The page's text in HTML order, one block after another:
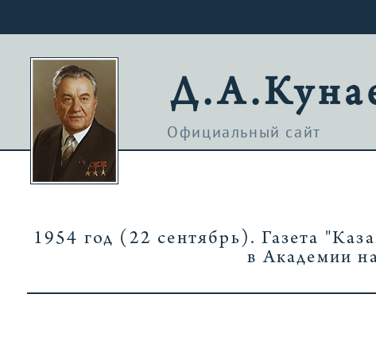
Официальный сайт
1954 год (22 сентябрь). Газета
в Академии